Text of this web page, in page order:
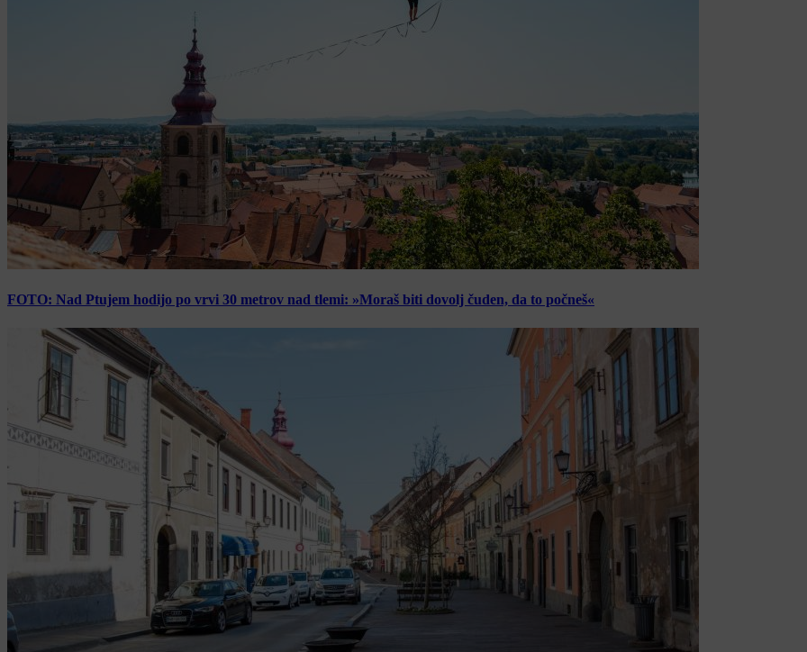
FOTO: Nad Ptujem hodijo po vrvi 30 metrov nad tlemi: »Moraš biti dovolj čuden, da to počneš«